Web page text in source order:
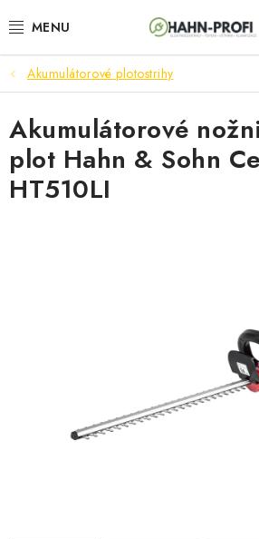
na
ELEKTROCENTRÁLY
ZAHRADNÍ TECHNIKA
STAVEBNÁ TECHNIKA
Akumulátorové plotostrihy
Akumulátorové
plot Hahn & Sohn
HT510LI